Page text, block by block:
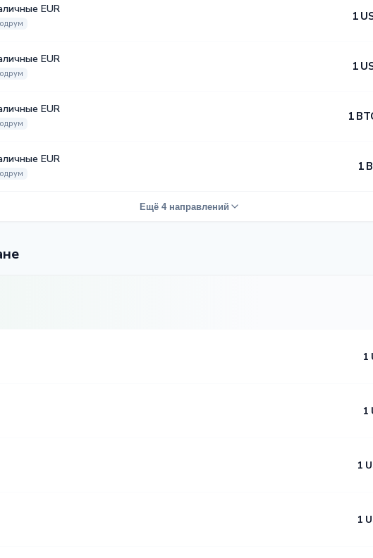
EUR
1
EUR
1
EUR
1
EUR
1
Ещё 4 направлений
1
1
1
1